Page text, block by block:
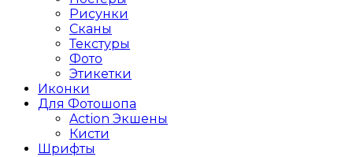
Рисунки
Сканы
Текстуры
Фото
Этикетки
Иконки
Для Фотошопа
Action Экшены
Кисти
Шрифты